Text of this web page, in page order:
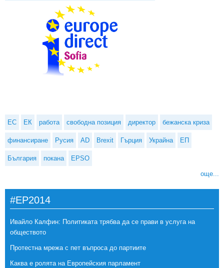
ЕС ЕК работа свободна позиция директор бежанска криза
финансиране Русия AD Brexit Гърция Украйна ЕП
България покана EPSO
още...
#EP2014
Ивайло Калфин: Политиката трябва да се прави в услуга на
обществото
Протестна мрежа с пет въпроса до партиите
Каква е ролята на Европейския парламент